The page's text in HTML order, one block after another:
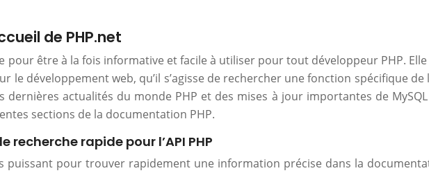
de PHP.net
pour être à la fois informative et facile à utiliser pour tout développeur PHP.
développement web, qu’il s’agisse de rechercher une fonction spécifique de
actualités du monde PHP et des mises à jour importantes de
sections de la documentation PHP.
recherche rapide pour l’API PHP
puissant pour trouver rapidement une information précise dans la